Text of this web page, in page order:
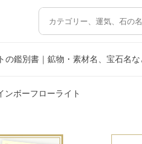
の鑑別書｜鉱物・素材名、宝石名な
ンボーフローライト